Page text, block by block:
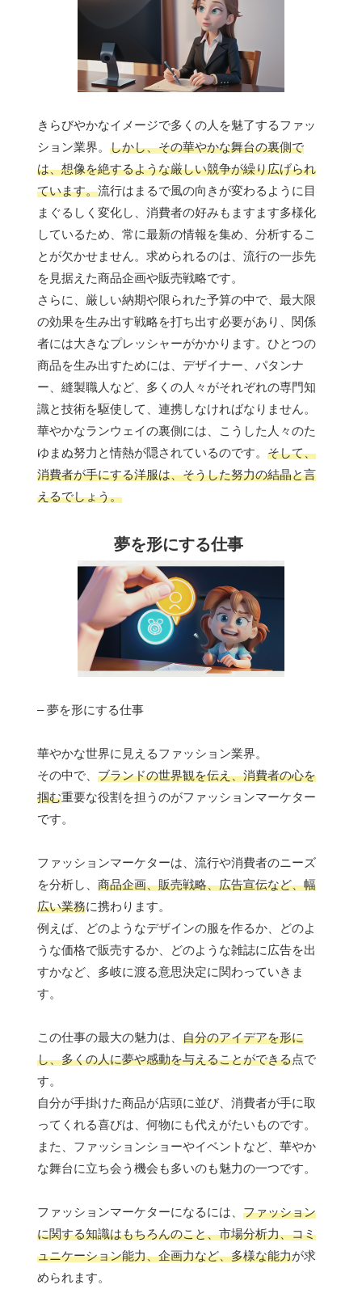
きらびやかなイメージで多くの人を魅了するファッ
ション業界。 しかし、その華やかな舞台の裏側で
は、想像を絶するような厳しい競争が繰り広げられ
ています。流行はまるで風の向きが変わるように目
まぐるしく変化し、消費者の好みもますます多様化
しているため、常に最新の情報を集め、分析するこ
とが欠かせません。求められるのは、流行の一歩先
を見据えた商品企画や販売戦略です。
さらに、厳しい納期や限られた予算の中で、最大限
の効果を生み出す戦略を打ち出す必要があり、関係
者には大きなプレッシャーがかかります。ひとつの
商品を生み出すためには、デザイナー、パタンナ
ー、縫製職人など、多くの人々がそれぞれの専門知
識と技術を駆使して、連携しなければなりません。
華やかなランウェイの裏側には、こうした人々のた
ゆまぬ努力と情熱が隠されているのです。 そして、
消費者が手にする洋服は、そうした努力の結晶と言
えるでしょう。
夢を形にする仕事
– 夢を形にする仕事
華やかな世界に見えるファッション業界。
その中で、 ブランドの世界観を伝え、消費者の心を
掴む重要な役割を担うのがファッションマーケター
です。
ファッションマーケターは、流行や消費者のニーズ
を分析し、 商品企画、販売戦略、広告宣伝など、幅
広い業務に携わります。
例えば、どのようなデザインの服を作るか、どのよ
うな価格で販売するか、どのような雑誌に広告を出
すかなど、多岐に渡る意思決定に関わっていきま
す。
この仕事の最大の魅力は、 自分のアイデアを形に
し、多くの人に夢や感動を与えることができる点で
す。
自分が手掛けた商品が店頭に並び、消費者が手に取
ってくれる喜びは、何物にも代えがたいものです。
また、ファッションショーやイベントなど、華やか
な舞台に立ち会う機会も多いのも魅力の一つです。
ファッションマーケターになるには、 ファッション
に関する知識はもちろんのこと、市場分析力、コミ
ュニケーション能力、企画力など、多様な能力が求
められます。